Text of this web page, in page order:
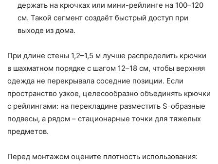
держать на крючках или мини-рейлинге на 100–120
см. Такой сегмент создаёт быстрый доступ при
выходе из дома.
При длине стены 1,2–1,5 м лучше распределить крючки
в шахматном порядке с шагом 12–18 см, чтобы верхняя
одежда не перекрывала соседние позиции. Если
пространство узкое, целесообразно объединять крючки
с рейлингами: на перекладине разместить S-образные
подвесы, а рядом – стационарные точки для тяжелых
предметов.
Перед монтажом оцените плотность использования: